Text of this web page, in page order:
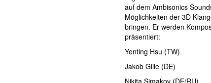
auf dem Ambisonics
Möglichkeiten der 3D
bringen. Er werden
präsentiert:
Yenting Hsu (TW)
Jakob Gille (DE)